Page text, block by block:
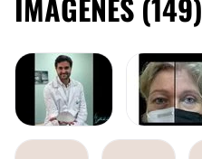
IMÁGENES (149)